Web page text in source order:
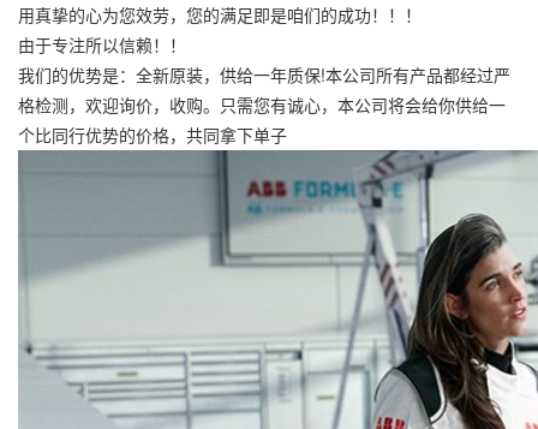
用真挚的心为您效劳，您的满足即是咱们的成功！！！
由于专注所以信赖！！
我们的优势是：全新原装，供给一年质保!本公司所有产品都经过严
格检测，欢迎询价，收购。只需您有诚心，本公司将会给你供给一
个比同行优势的价格，共同拿下单子